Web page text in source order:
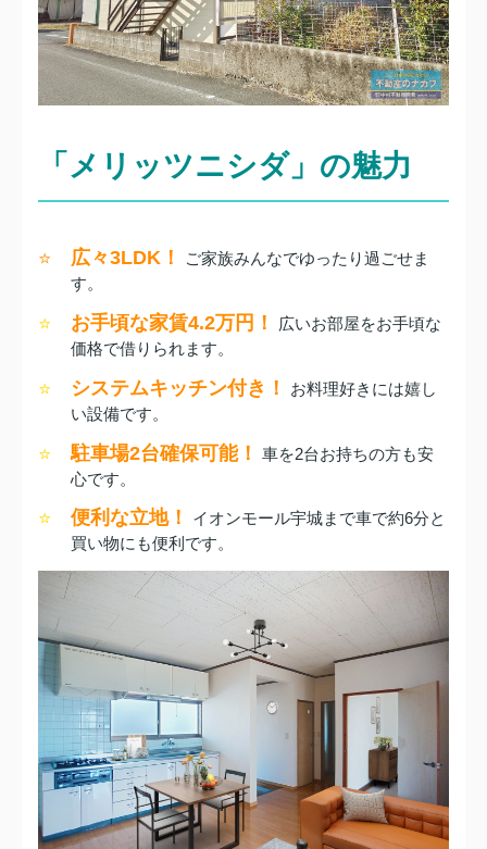
「 メリッツニシダ」の魅力
⭐ 広々3LDK！
ご家族みんなでゆったり過ごせま
す。
⭐ お手頃な家賃4.2万円！
広いお部屋をお手頃な
価格で借りられます。
⭐ システムキッチン付き！
お料理好きには嬉し
い設備です。
⭐ 駐車場2台確保可能！
車を2台お持ちの方も安
心です。
⭐ 便利な立地！
イオンモール宇城まで車で約6分と
買い物にも便利です。